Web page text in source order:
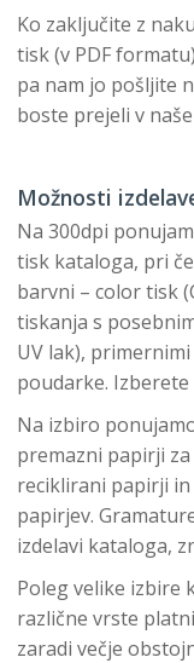
Ko zaključite z
tisk (v PDF
pa nam jo pošljite
boste prejeli v
Možnosti
Na 300dpi
tisk kataloga, pri
barvni – color tisk
tiskanja s
UV lak),
poudarke.
Na izbiro
premazni papirji
reciklirani papirji
papirjev.
izdelavi kataloga,
Poleg velike izbire
različne vrste
zaradi večje